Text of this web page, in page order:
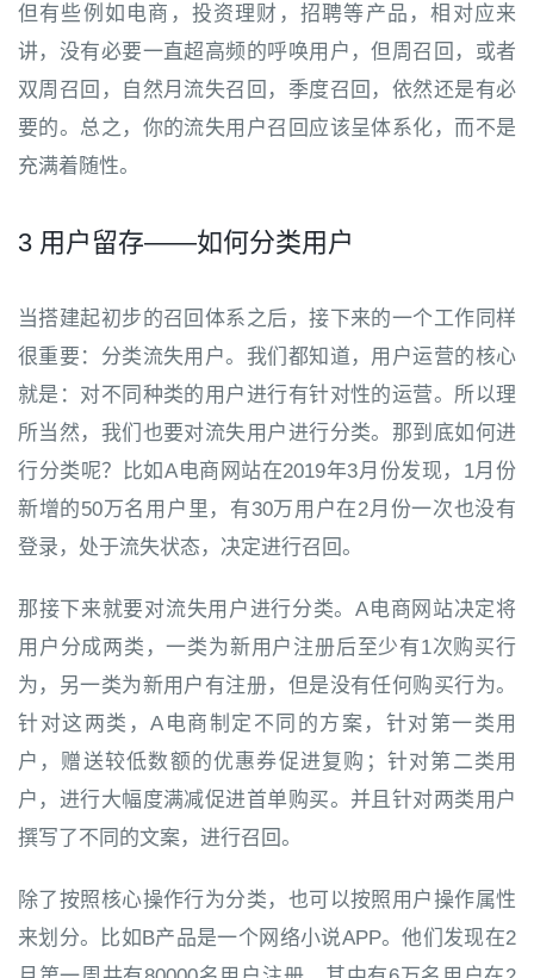
但有些例如电商，投资理财，招聘等产品，相对应来
讲，没有必要一直超高频的呼唤用户，但周召回，或者
双周召回，自然月流失召回，季度召回，依然还是有必
要的。总之，你的流失用户召回应该呈体系化，而不是
充满着随性。
3 用户留存——如何分类用户
当搭建起初步的召回体系之后，接下来的一个工作同样
很重要：分类流失用户。我们都知道，用户运营的核心
就是：对不同种类的用户进行有针对性的运营。所以理
所当然，我们也要对流失用户进行分类。那到底如何进
行分类呢？比如A电商网站在2019年3月份发现，1月份
新增的50万名用户里，有30万用户在2月份一次也没有
登录，处于流失状态，决定进行召回。
那接下来就要对流失用户进行分类。A电商网站决定将
用户分成两类，一类为新用户注册后至少有1次购买行
为，另一类为新用户有注册，但是没有任何购买行为。
针对这两类，A电商制定不同的方案，针对第一类用
户，赠送较低数额的优惠券促进复购；针对第二类用
户，进行大幅度满减促进首单购买。并且针对两类用户
撰写了不同的文案，进行召回。
除了按照核心操作行为分类，也可以按照用户操作属性
来划分。比如B产品是一个网络小说APP。他们发现在2